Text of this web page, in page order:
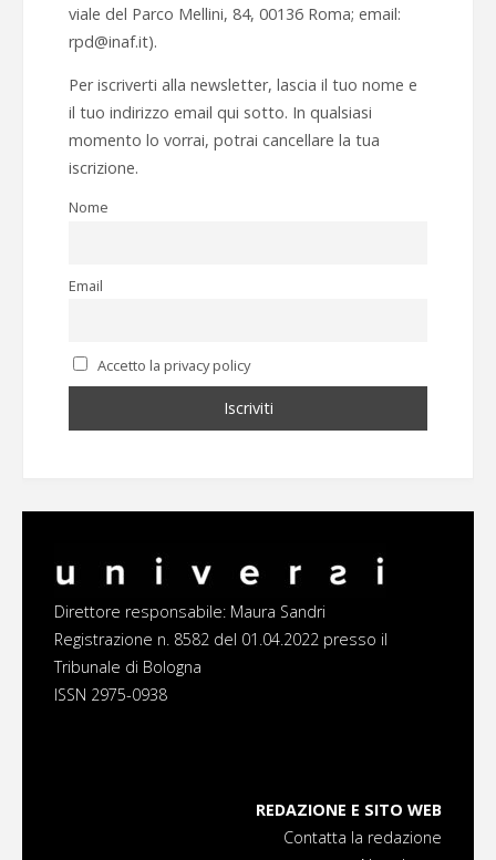
viale del Parco Mellini, 84, 00136 Roma; email:
rpd@inaf.it).
Per iscriverti alla newsletter, lascia il tuo nome e
il tuo indirizzo email qui sotto. In qualsiasi
momento lo vorrai, potrai cancellare la tua
iscrizione.
Nome
Email
Accetto la privacy policy
Direttore responsabile: Maura Sandri
Registrazione n. 8582 del 01.04.2022 presso il
Tribunale di Bologna
ISSN 2975-0938
REDAZIONE E SITO WEB
Contatta la redazione